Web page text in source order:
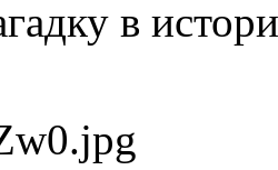
в